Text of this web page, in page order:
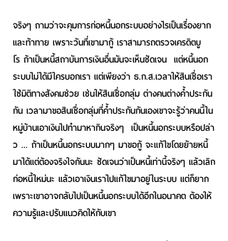
จริงๆ ถามว่าจะคุมการก่อหนี้นอกระบบอย่างไรเป็นเรื่องยาก
และท้าทาย เพราะวันที่เขามากู้ เราสามารถตรวจเครดิตบู
โร ถ้าเป็นหนี้สถาบันการเงินอื่นมันจะเห็นชัดเจน  แต่หนี้นอก
ระบบไม่ได้มีใครบอกเรา แต่เพียงว่า ธ.ก.ส.เวลาให้สินเชื่อเรา
ใช้มิติทางสังคมช่วย เช่นให้สินเชื่อกลุ่ม ต่างคนต่างค้ำประกัน
กัน เวลามาขอสินเชื่อกลุ่มที่ค้ำประกันกันเองเขาจะรู้ว่าคนนี้ใน
หมู่บ้านเอาเงินไปทำมาหากินจริงๆ  เป็นหนี้นอกระบบหรือปล่า
ว ... ถ้าเป็นหนี้นอกระบบมากๆ มาขอกู้ จะแก้ไขโดยย้ายหนี้
มาได้แต่ต้องจริงใจกันนะ ชัดเจนว่าเป็นหนี้เท่านี้จริงๆ แล้วเลิก
ก่อหนี้ใหม่นะ แล้วเอาเงินเราไปแก้ไขมาอยู่ในระบบ แต่ก็ยาก
เพราะเขาอาจกลับไปเป็นหนี้นอกระบบได้อีกในอนาคต ต้องให้
ความรู้และปรับแนวคิดให้กับเขา